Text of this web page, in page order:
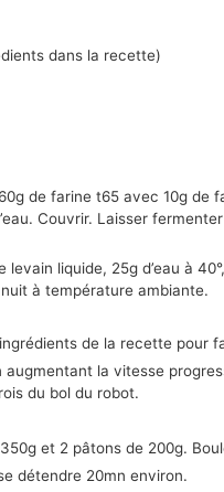
dans la recette)
de farine t65 avec 10g de
Couvrir. Laisser
levain liquide, 25g d’eau à
à température ambiante.
de la recette pour
augmentant la vitesse
du bol du robot.
et 2 pâtons de 200g.
détendre 20mn environ.